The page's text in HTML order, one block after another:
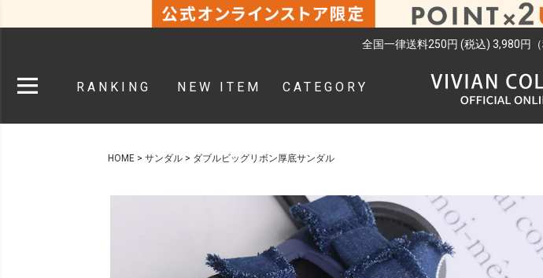
全国一律送料250円 (税込) 3,980円
RANKING NEW ITEM CATEGORY
検索
HOME サンダル ダブルビッグリボン厚底サンダル